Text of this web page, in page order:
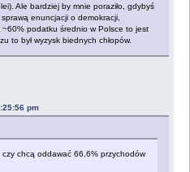
Ale bardziej by mnie poraziło, gdybyś
enuncjacji o demokracji,
~60% podatku średnio w Polsce to jest
to był wyzysk biednych chłopów.
pm
czy chcą oddawać 66,6% przychodów